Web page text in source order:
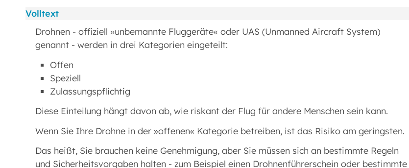
Volltext
Drohnen - offiziell »unbemannte Fluggeräte« oder UAS (Unmanned Aircraft System)
genannt - werden in drei Kategorien eingeteilt:
Offen
Speziell
Zulassungspflichtig
Diese Einteilung hängt davon ab, wie riskant der Flug für andere Menschen sein kann.
Wenn Sie Ihre Drohne in der »offenen« Kategorie betreiben, ist das Risiko am geringsten.
Das heißt, Sie brauchen keine Genehmigung, aber Sie müssen sich an bestimmte Regeln
und Sicherheitsvorgaben halten - zum Beispiel einen Drohnenführerschein oder bestimmte